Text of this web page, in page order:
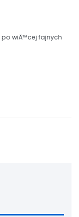
po wiÄ™cej fajnych